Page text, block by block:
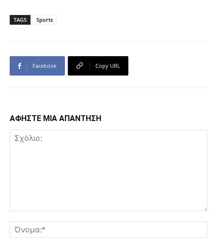
TAGS Sports
Facebook Copy URL
ΑΦΗΣΤΕ ΜΙΑ ΑΠΑΝΤΗΣΗ